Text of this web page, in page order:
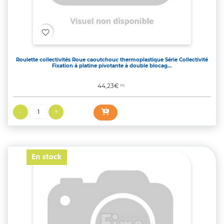
favorite_border
Roulette collectivités Roue caoutchouc thermoplastique Série Collectivité
Fixation à platine pivotante à double blocag...
Prix
44,23€TTC